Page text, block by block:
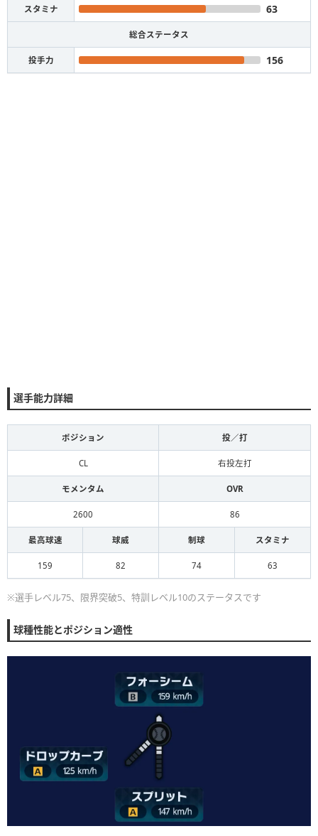
スタミナ 63
総合ステータス
投手力 156
選手能力詳細
ポジション 投／打
CL 右投左打
モメンタム OVR
2600 86
最高球速 球威 制球 スタミナ
159 82 74 63
※選手レベル75、限界突破5、特訓レベル10のステータスです
球種性能とポジション適性